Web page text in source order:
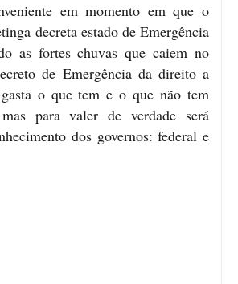
em momento em que o
decreta estado de Emergência
as fortes chuvas que caiem no
de Emergência da direito a
o que tem e o que não tem
para valer de verdade será
dos governos: federal e